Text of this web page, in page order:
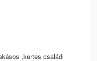
,kertes családi